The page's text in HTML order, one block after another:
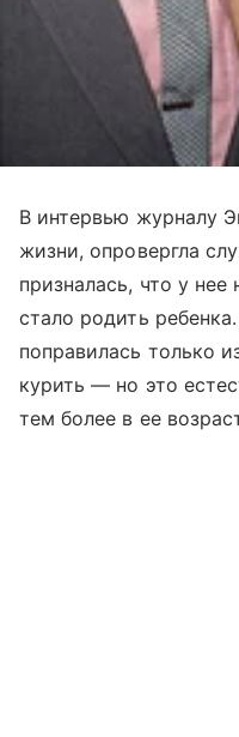
В интервью журналу
жизни, опровергла
призналась, что у
стало родить
поправилась только
курить — но это
тем более в ее